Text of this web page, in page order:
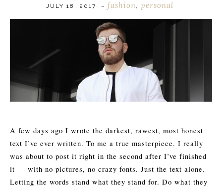
JULY 18, 2017 ~ fashion, personal
A few days ago I wrote the darkest, rawest, most honest
text I’ve ever written. To me a true masterpiece. I really
was about to post it right in the second after I’ve finished
it — with no pictures, no crazy fonts. Just the text alone.
Letting the words stand what they stand for. Do what they